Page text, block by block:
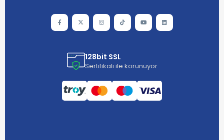
128bit SSL
Sertifikalı ile korunuyor